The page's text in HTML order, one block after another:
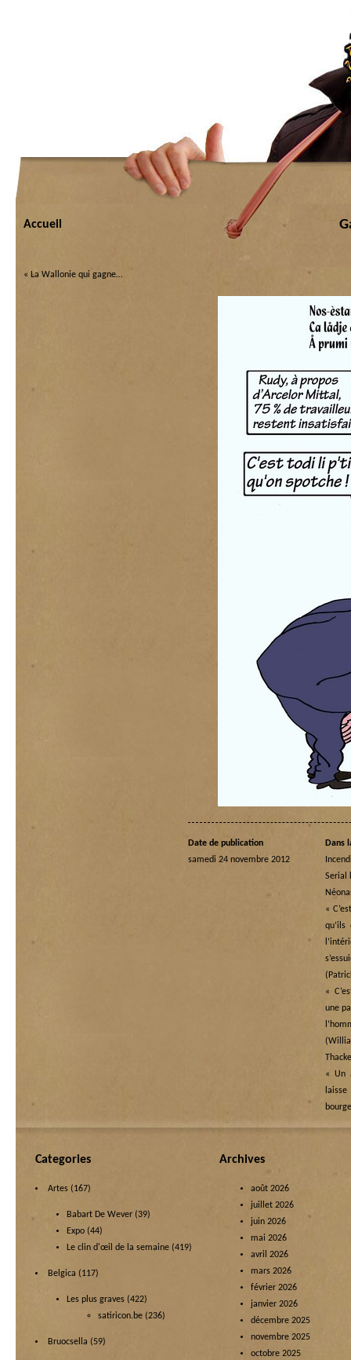
Accueil
« La Wallonie qui gagne…
Date de publication
samedi 24 novembre 2012
Dans
Serial
«
«
une
« Un
Categories
Artes (167)
Babart De Wever (39)
Expo (44)
Le clin d'œil de la semaine (419)
Belgica (117)
Les plus graves (422)
satiricon.be (236)
Bruocsella (59)
Archives
août 2026
juillet 2026
juin 2026
mai 2026
avril 2026
mars 2026
février 2026
janvier 2026
décembre 2025
novembre 2025
octobre 2025